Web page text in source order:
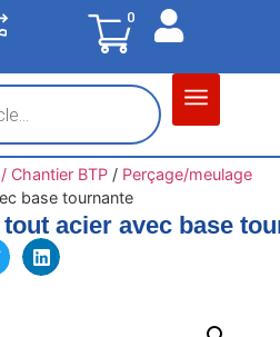
0
Chantier BTP/ Perçage/meulage
base tournante
tout acier avec base